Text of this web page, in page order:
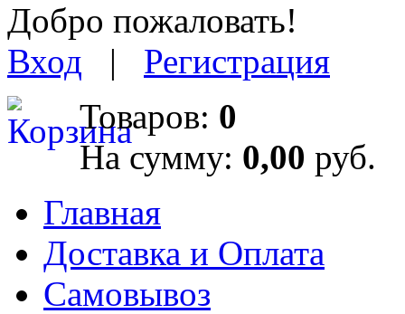
Добро пожаловать!
Вход | Регистрация
Товаров: 0
На сумму: 0,00 руб.
Главная
Доставка и Оплата
Самовывоз